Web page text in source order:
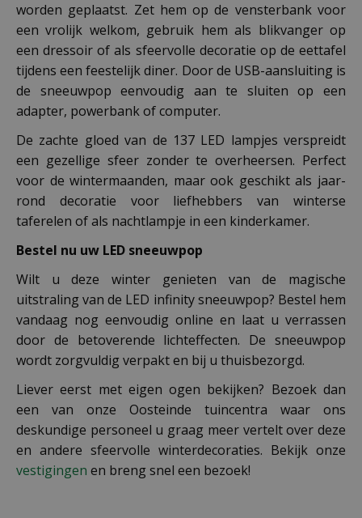
worden geplaatst. Zet hem op de vensterbank voor
een vrolijk welkom, gebruik hem als blikvanger op
een dressoir of als sfeervolle decoratie op de eettafel
tijdens een feestelijk diner. Door de USB-aansluiting is
de sneeuwpop eenvoudig aan te sluiten op een
adapter, powerbank of computer.
De zachte gloed van de 137 LED lampjes verspreidt
een gezellige sfeer zonder te overheersen. Perfect
voor de wintermaanden, maar ook geschikt als jaar-
rond decoratie voor liefhebbers van winterse
taferelen of als nachtlampje in een kinderkamer.
Bestel nu uw LED sneeuwpop
Wilt u deze winter genieten van de magische
uitstraling van de LED infinity sneeuwpop? Bestel hem
vandaag nog eenvoudig online en laat u verrassen
door de betoverende lichteffecten. De sneeuwpop
wordt zorgvuldig verpakt en bij u thuisbezorgd.
Liever eerst met eigen ogen bekijken? Bezoek dan
een van onze Oosteinde tuincentra waar ons
deskundige personeel u graag meer vertelt over deze
en andere sfeervolle winterdecoraties. Bekijk onze
vestigingen en breng snel een bezoek!